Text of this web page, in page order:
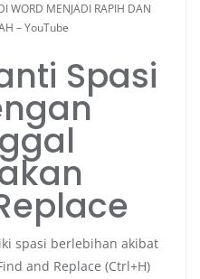
WORD MENJADI RAPIH DAN
– YouTube
Spasi
spasi berlebihan akibat
and Replace (Ctrl+H)